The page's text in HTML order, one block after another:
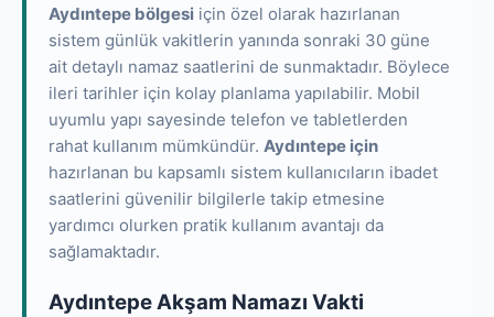
Aydıntepe bölgesi için özel olarak hazırlanan
sistem günlük vakitlerin yanında sonraki 30 güne
ait detaylı namaz saatlerini de sunmaktadır. Böylece
ileri tarihler için kolay planlama yapılabilir. Mobil
uyumlu yapı sayesinde telefon ve tabletlerden
rahat kullanım mümkündür. Aydıntepe için
hazırlanan bu kapsamlı sistem kullanıcıların ibadet
saatlerini güvenilir bilgilerle takip etmesine
yardımcı olurken pratik kullanım avantajı da
sağlamaktadır.
Aydıntepe Akşam Namazı Vakti